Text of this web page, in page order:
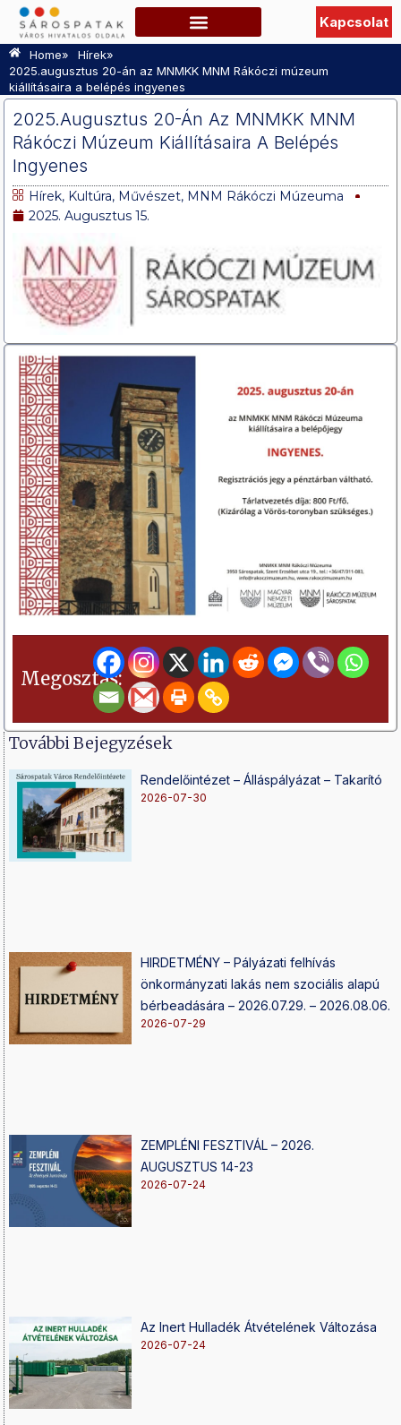
Kapcsolat
Home» Hírek»
2025.augusztus 20-án az MNMKK MNM Rákóczi múzeum
kiállításaira a belépés ingyenes
2025.augusztus 20-Án Az MNMKK MNM
Rákóczi Múzeum Kiállításaira A Belépés
Ingyenes
Hírek, Kultúra, Művészet, MNM Rákóczi Múzeuma
2025. Augusztus 15.
Megosztás:
További Bejegyzések
Rendelőintézet – Álláspályázat – Takarító
2026-07-30
HIRDETMÉNY – Pályázati felhívás
önkormányzati lakás nem szociális alapú
bérbeadására – 2026.07.29. – 2026.08.06.
2026-07-29
ZEMPLÉNI FESZTIVÁL – 2026.
AUGUSZTUS 14-23
2026-07-24
Az Inert Hulladék Átvételének Változása
2026-07-24